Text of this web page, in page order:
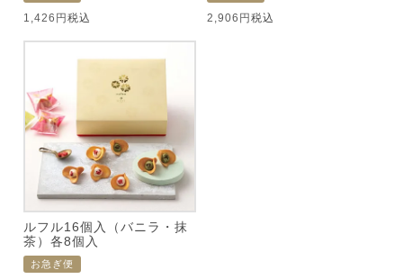
1,426 税込 2,906 税込
ルフル16個入（バニラ・抹
茶）各8個入
お急ぎ便